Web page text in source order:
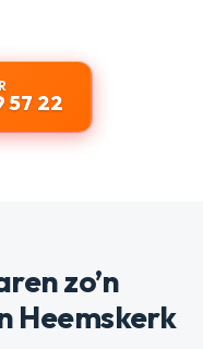
57 22
zo’n
Heemskerk